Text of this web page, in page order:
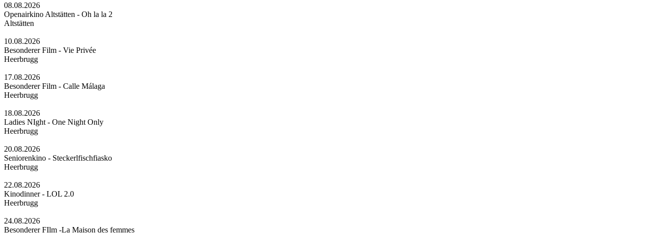
08.08.2026
Openairkino Altstätten - Oh la la 2
Altstätten
10.08.2026
Besonderer Film - Vie Privée
Heerbrugg
17.08.2026
Besonderer Film - Calle Málaga
Heerbrugg
18.08.2026
Ladies NIght - One Night Only
Heerbrugg
20.08.2026
Seniorenkino - Steckerlfischfiasko
Heerbrugg
22.08.2026
Kinodinner - LOL 2.0
Heerbrugg
24.08.2026
Besonderer FIlm -La Maison des femmes